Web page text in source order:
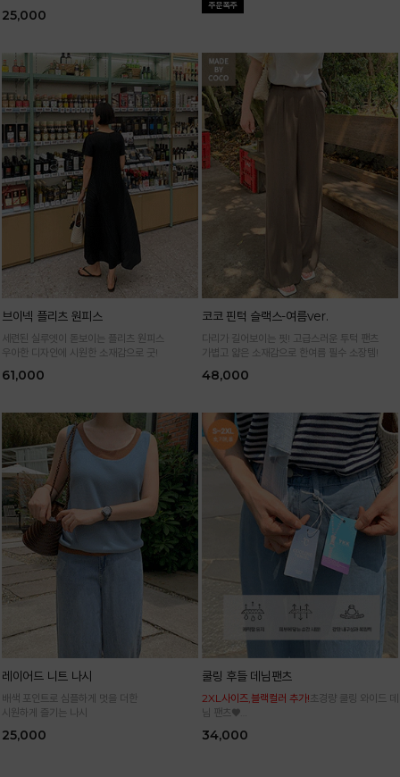
하게 입어요
25,000
브이넥 플리츠 원피스
세련된 실루엣이 돋보이는 플리츠 원피스
우아한 디자인에 시원한 소재감으로 굿!
61,000
코코 핀턱 슬랙스-여름ver.
다리가 길어보이는 핏! 고급스러운 투턱 팬츠
가볍고 얇은 소재감으로 한여름 필수 소장템!
48,000
레이어드 니트 나시
배색 포인트로 심플하게 멋을 더한
시원하게 즐기는 나시
25,000
쿨링 후들 데님팬츠
2XL사이즈,블랙컬러 추가! 초경량 쿨링 와이드 데
님 팬츠♥
34,000